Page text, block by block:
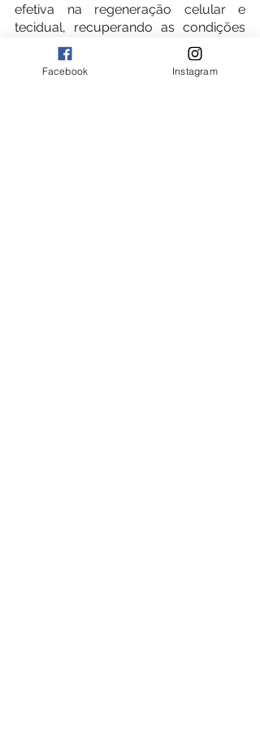
efetiva na regeneração celular e
tecidual, recuperando as condições
físicas e a função de órgãos
comprometidos”, enumera.
Facebook Instagram